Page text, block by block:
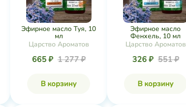
Эфирное масло Туя, 10
мл
Царство Ароматов
665 ₽ 1 277 ₽
В корзину
Эфирное масло
Фенхель, 10 мл
Царство Ароматов
326 ₽ 551 ₽
В корзину